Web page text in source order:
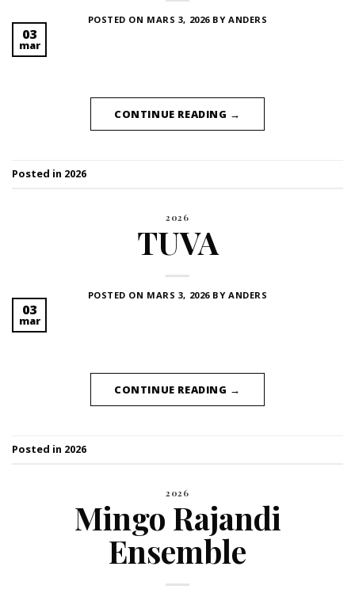
POSTED ON MARS 3, 2026 BYANDERS
03
mar
CONTINUE READING →
Posted in 2026
2026
TUVA
POSTED ON MARS 3, 2026 BYANDERS
03
mar
CONTINUE READING →
Posted in 2026
2026
Mingo Rajandi
Ensemble